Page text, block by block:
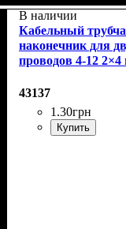
В наличии
Кабельный
наконечник для
проводов 4-12 2×4
43137
1 .30грн
Купить